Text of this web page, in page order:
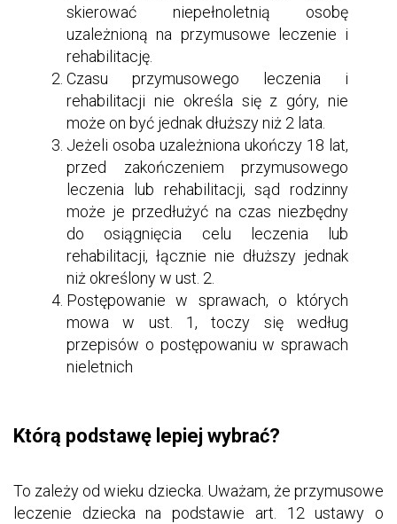
skierować niepełnoletnią osobę
uzależnioną na przymusowe leczenie i
rehabilitację.
Czasu przymusowego leczenia i
rehabilitacji nie określa się z góry, nie
może on być jednak dłuższy niż 2 lata.
Jeżeli osoba uzależniona ukończy 18 lat,
przed zakończeniem przymusowego
leczenia lub rehabilitacji, sąd rodzinny
może je przedłużyć na czas niezbędny
do osiągnięcia celu leczenia lub
rehabilitacji, łącznie nie dłuższy jednak
niż określony w ust. 2.
Postępowanie w sprawach, o których
mowa w ust. 1, toczy się według
przepisów o postępowaniu w sprawach
nieletnich
Którą podstawę lepiej wybrać?
To zależy od wieku dziecka. Uważam, że przymusowe
leczenie dziecka na podstawie art. 12 ustawy o